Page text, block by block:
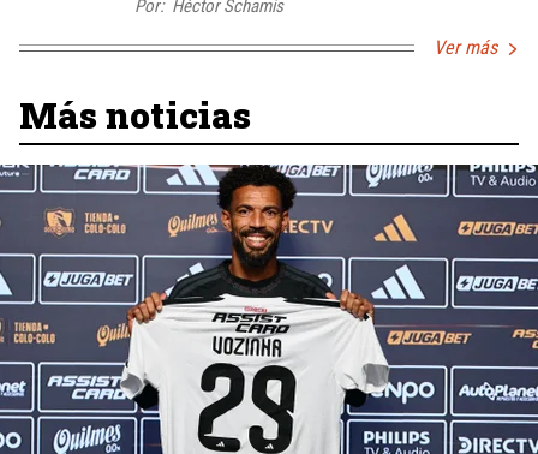
Por: Héctor Schamis
Ver más
Más noticias